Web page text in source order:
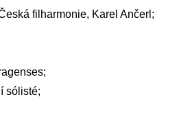
filharmonie, Karel Ančerl;
sólisté;